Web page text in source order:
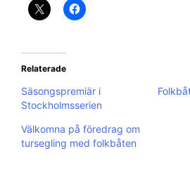
Relaterade
Säsongspremiär i
Stockholmsserien
Välkomna på föredrag om
tursegling med folkbåten